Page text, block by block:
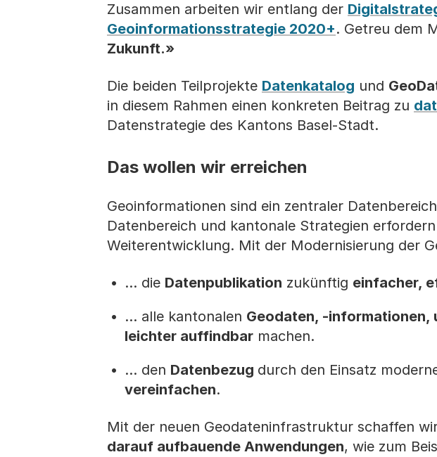
Zusammen arbeiten wir entlang der
Geoinformationsstrategie 2020+. Getreu dem
Zukunft.»
Die beiden Teilprojekte Datenkatalog und
in diesem Rahmen einen konkreten Beitrag zu
Datenstrategie des Kantons Basel-Stadt.
Das wollen wir erreichen
Geoinformationen sind ein zentraler
Datenbereich und kantonale Strategien
Weiterentwicklung. Mit der Modernisierung der
... die Datenpublikation zukünftig einfacher,
... alle kantonalen Geodaten, -informationen,
leichter auffindbar machen.
... den Datenbezug durch den Einsatz
vereinfachen.
Mit der neuen Geodateninfrastruktur schaffen
darauf aufbauende Anwendungen, wie zum